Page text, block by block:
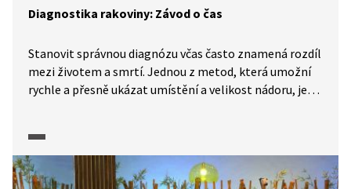
Diagnostika rakoviny: Závod o čas
Stanovit správnou diagnózu včas často znamená rozdíl
mezi životem a smrtí. Jednou z metod, která umožní
rychle a přesně ukázat umístění a velikost nádoru, je
na nádor naváží a pak při vyšetření zobrazí. Používá se
k tomu urychlovač částic. Radioaktivní látka však
rychle ztrácí svou aktivitu – za pouhé dvě hodiny se jí